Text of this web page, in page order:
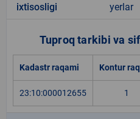
ixtisosligi
yerlar
Tuproq tarkibi va
Kadastr raqami Kontur
23:10:000012655 1